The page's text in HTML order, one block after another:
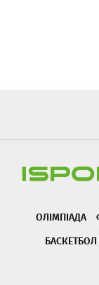
ОЛІМПІАДА
БАСКЕТБОЛ